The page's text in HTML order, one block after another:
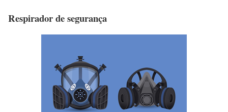
Respirador de segurança